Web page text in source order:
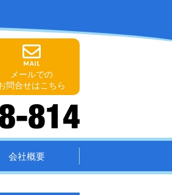
メールでの
問合せはこちら
会社概要